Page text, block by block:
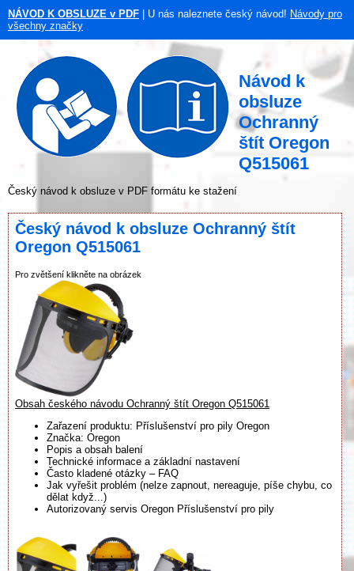
NÁVOD K OBSLUZE v PDF | U nás naleznete český návod! Návody pro
všechny značky
Návod k
obsluze
Ochranný
štít Oregon
Q515061
Český návod k obsluze v PDF formátu ke stažení
Český návod k obsluze Ochranný štít
Oregon Q515061
Pro zvětšení klikněte na obrázek
Obsah českého návodu Ochranný štít Oregon Q515061
Zařazení produktu: Příslušenství pro pily Oregon
Značka: Oregon
Popis a obsah balení
Technické informace a základní nastavení
Často kladené otázky – FAQ
Jak vyřešit problém (nelze zapnout, nereaguje, píše chybu, co
dělat když...)
Autorizovaný servis Oregon Příslušenství pro pily